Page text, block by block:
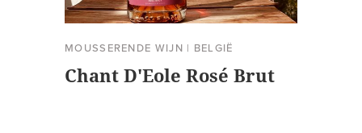
MOUSSERENDE WIJN | BELGIË
Chant D'Eole Rosé Brut